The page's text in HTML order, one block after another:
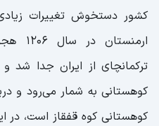
کشور دستخوش تغییرات
ترکمانچای از ایران جدا شد
کوهستانی به شمار می‌رود و
کوهستانی کوه قفقاز است، در